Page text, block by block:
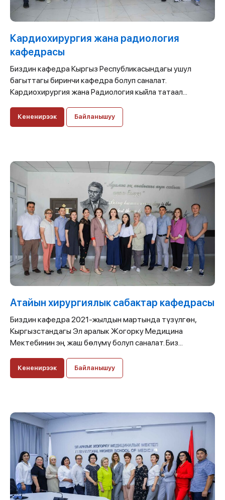
Кардиохирургия жана радиология
кафедрасы
Биздин кафедра Кыргыз Республикасындагы ушул
багыттагы биринчи кафедра болуп саналат.
Кардиохирургия жана Радиология кыйла татаал...
Кененирээк Байланышуу
Атайын хирургиялык сабактар кафедрасы
Биздин кафедра 2021-жылдын мартында түзүлгөн,
Кыргызстандагы Эл аралык Жогорку Медицина
Мектебинин эң жаш бөлүмү болуп саналат. Биз...
Кененирээк Байланышуу